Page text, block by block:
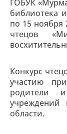
ГОБУК
библиотека
по 15 ноября
чтецов
Конкурс
участию
родители и
учреждений
области.